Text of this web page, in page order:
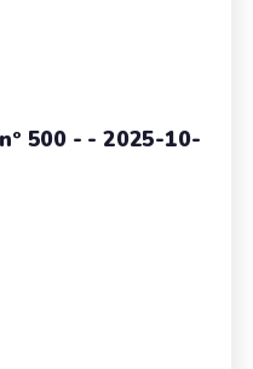
500 - - 2025-10-